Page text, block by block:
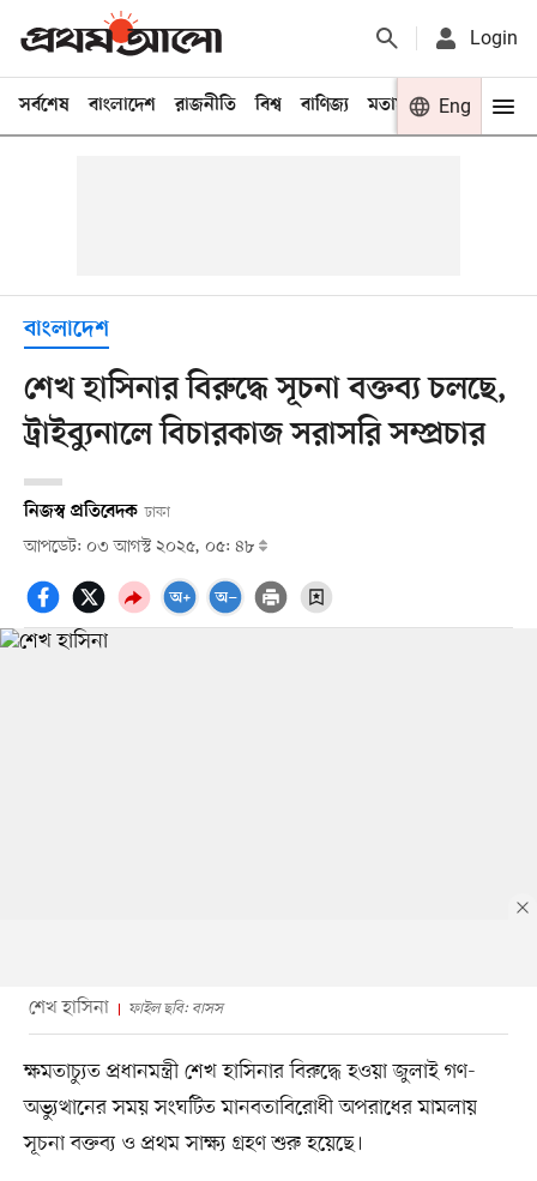
Login
সর্বশেষ বাংলাদেশ রাজনীতি বিশ্ব বাণিজ্য মতামত খেলা
Eng
বাংলাদেশ
শেখ হাসিনার বিরুদ্ধে সূচনা বক্তব্য চলছে,
ট্রাইব্যুনালে বিচারকাজ সরাসরি সম্প্রচার
নিজস্ব প্রতিবেদক ঢাকা
আপডেট: ০৩ আগস্ট ২০২৫, ০৫: ৪৮
শেখ হাসিনা ফাইল ছবি: বাসস
ক্ষমতাচ্যুত প্রধানমন্ত্রী শেখ হাসিনার বিরুদ্ধে হওয়া জুলাই গণ-
অভ্যুত্থানের সময় সংঘটিত মানবতাবিরোধী অপরাধের মামলায়
সূচনা বক্তব্য ও প্রথম সাক্ষ্য গ্রহণ শুরু হয়েছে।